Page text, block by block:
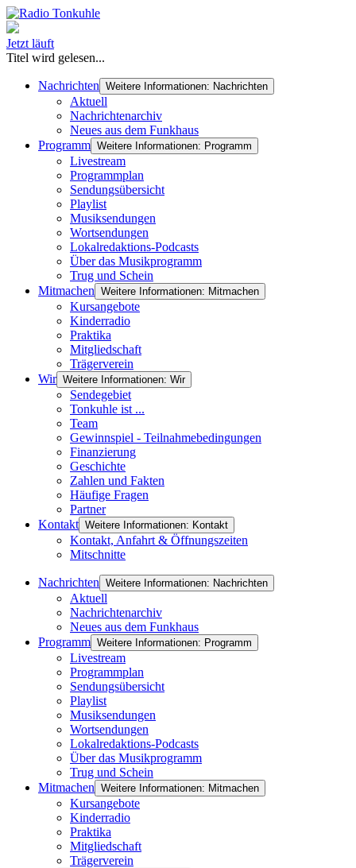
Jetzt läuft
Titel wird gelesen...
Nachrichten Weitere Informationen: Nachrichten
Aktuell
Nachrichtenarchiv
Neues aus dem Funkhaus
Programm Weitere Informationen: Programm
Livestream
Programmplan
Sendungsübersicht
Playlist
Musiksendungen
Wortsendungen
Lokalredaktions-Podcasts
Über das Musikprogramm
Trug und Schein
Mitmachen Weitere Informationen: Mitmachen
Kursangebote
Kinderradio
Praktika
Mitgliedschaft
Trägerverein
Wir Weitere Informationen: Wir
Sendegebiet
Tonkuhle ist ...
Team
Gewinnspiel - Teilnahmebedingungen
Finanzierung
Geschichte
Zahlen und Fakten
Häufige Fragen
Partner
Kontakt Weitere Informationen: Kontakt
Kontakt, Anfahrt & Öffnungszeiten
Mitschnitte
Nachrichten Weitere Informationen: Nachrichten
Aktuell
Nachrichtenarchiv
Neues aus dem Funkhaus
Programm Weitere Informationen: Programm
Livestream
Programmplan
Sendungsübersicht
Playlist
Musiksendungen
Wortsendungen
Lokalredaktions-Podcasts
Über das Musikprogramm
Trug und Schein
Mitmachen Weitere Informationen: Mitmachen
Kursangebote
Kinderradio
Praktika
Mitgliedschaft
Trägerverein